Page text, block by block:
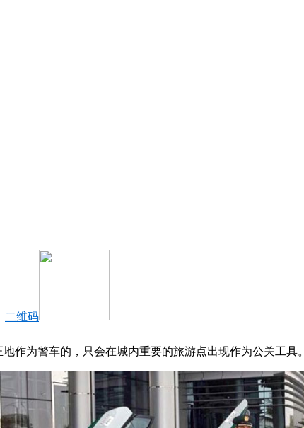
二维码
作为警车的，只会在城内重要的旅游点出现作为公关工具。